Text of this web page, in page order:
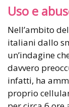
Uso e
Nell’ambito
italiani dallo
un’indagine
davvero
infatti, ha
proprio